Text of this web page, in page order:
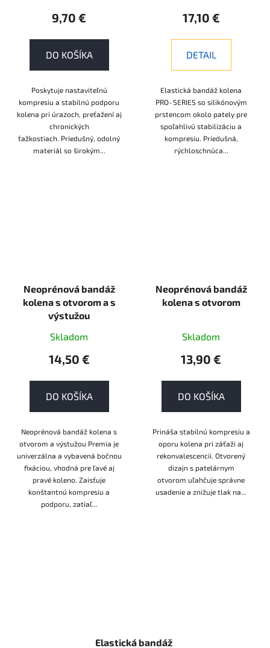
9,70 €
DO KOŠÍKA
Poskytuje nastaviteľnú
kompresiu a stabilnú podporu
kolena pri úrazoch, preťažení aj
chronických
ťažkostiach. Priedušný, odolný
materiál so širokým...
17,10 €
DETAIL
Elastická bandáž kolena
PRO‑SERIES so silikónovým
prstencom okolo pately pre
spoľahlivú stabilizáciu a
kompresiu. Priedušná,
rýchloschnúca...
Neoprénová bandáž
kolena s otvorom a s
výstužou
Skladom
14,50 €
DO KOŠÍKA
Neoprénová bandáž kolena s
otvorom a výstužou Premia je
univerzálna a vybavená bočnou
fixáciou, vhodná pre ľavé aj
pravé koleno. Zaisťuje
konštantnú kompresiu a
podporu, zatiaľ...
Neoprénová bandáž
kolena s otvorom
Skladom
13,90 €
DO KOŠÍKA
Prináša stabilnú kompresiu a
oporu kolena pri záťaži aj
rekonvalescencii. Otvorený
dizajn s patelárnym
otvorom uľahčuje správne
usadenie a znižuje tlak na...
Elastická bandáž